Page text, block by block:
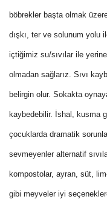
böbrekler başta olmak
dışkı, ter ve solunum yolu
içtiğimiz su/sıvılar ile
olmadan sağlarız. Sıvı
belirgin olur. Sokakta
kaybedebilir. İshal, kusma
çocuklarda dramatik
sevmeyenler alternatif
kompostolar, ayran, süt,
gibi meyveler iyi